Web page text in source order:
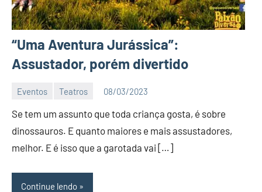
“Uma Aventura Jurássica”:
Assustador, porém divertido
Eventos Teatros 08/03/2023
D
Nit
Se tem um assunto que toda criança gosta, é sobre
dinossauros. E quanto maiores e mais assustadores,
melhor. E é isso que a garotada vai […]
Continue lendo